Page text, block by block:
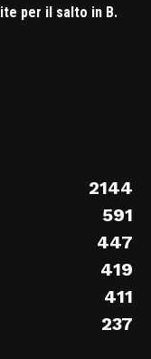
per il salto in B.
2144
591
447
419
411
237